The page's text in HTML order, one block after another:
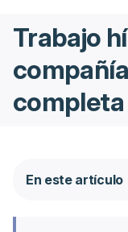
Trabajo
completa
En este artículo